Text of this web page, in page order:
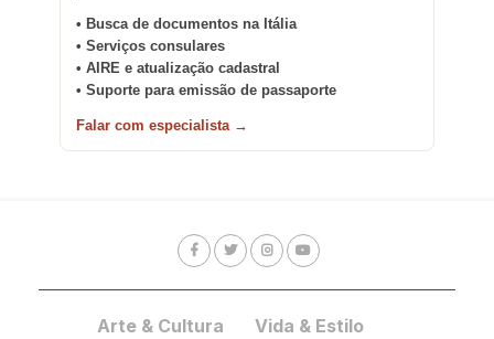
• Busca de documentos na Itália
• Serviços consulares
• AIRE e atualização cadastral
• Suporte para emissão de passaporte
Falar com especialista →
Arte & Cultura
Vida & Estilo